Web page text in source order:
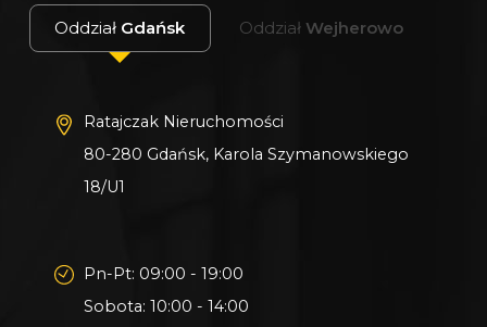
Oddział Gdańsk Oddział Wejherowo
Ratajczak Nieruchomości
80-280 Gdańsk, Karola Szymanowskiego
18/U1
Pn-Pt: 09:00 - 19:00
Sobota: 10:00 - 14:00